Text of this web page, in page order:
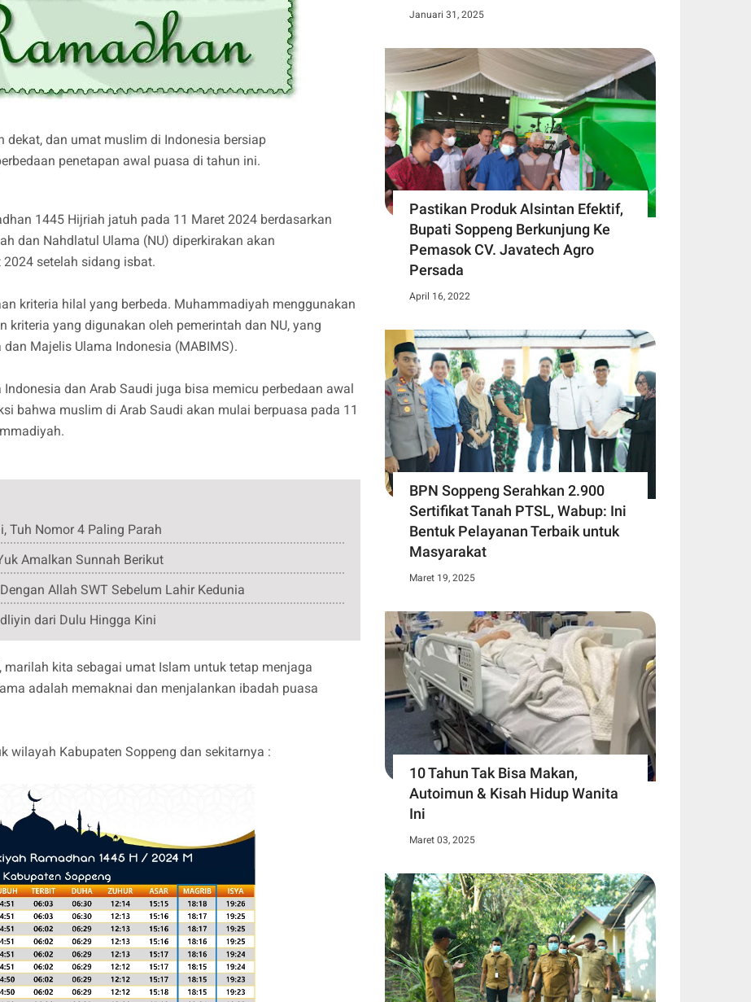
dekat, dan umat muslim di Indonesia bersiap
penetapan awal puasa di tahun ini.
1445 Hijriah jatuh pada 11 Maret 2024 berdasarkan
dan Nahdlatul Ulama (NU) diperkirakan akan
setelah sidang isbat.
kriteria hilal yang berbeda. Muhammadiyah menggunakan
kriteria yang digunakan oleh pemerintah dan NU, yang
Majelis Ulama Indonesia (MABIMS).
dan Arab Saudi juga bisa memicu perbedaan awal
bahwa muslim di Arab Saudi akan mulai berpuasa pada 11
Tuh Nomor 4 Paling Parah
Amalkan Sunnah Berikut
Allah SWT Sebelum Lahir Kedunia
dari Dulu Hingga Kini
kita sebagai umat Islam untuk tetap menjaga
adalah memaknai dan menjalankan ibadah puasa
wilayah Kabupaten Soppeng dan sekitarnya :
Januari 31, 2025
Pastikan Produk Alsintan Efektif,
Bupati Soppeng Berkunjung Ke
Pemasok CV. Javatech Agro
Persada
April 16, 2022
BPN Soppeng Serahkan 2.900
Sertifikat Tanah PTSL, Wabup: Ini
Bentuk Pelayanan Terbaik untuk
Masyarakat
Maret 19, 2025
10 Tahun Tak Bisa Makan,
Autoimun & Kisah Hidup Wanita
Ini
Maret 03, 2025